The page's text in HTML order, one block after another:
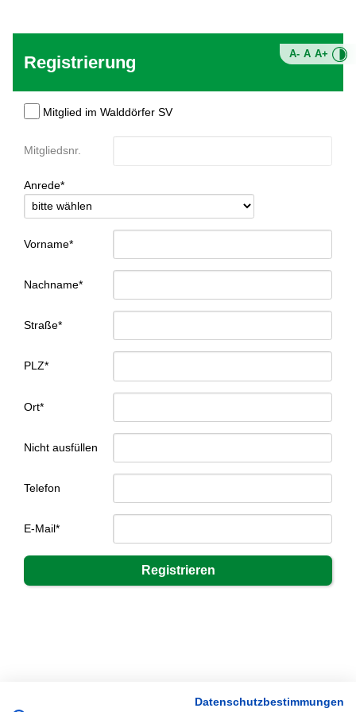
A- A A+
Registrierung
Mitglied im Walddörfer SV
Mitgliedsnr.
Anrede*
Vorname*
Nachname*
Straße*
PLZ*
Ort*
Nicht ausfüllen
Telefon
E-Mail*
Datenschutzbestimmungen